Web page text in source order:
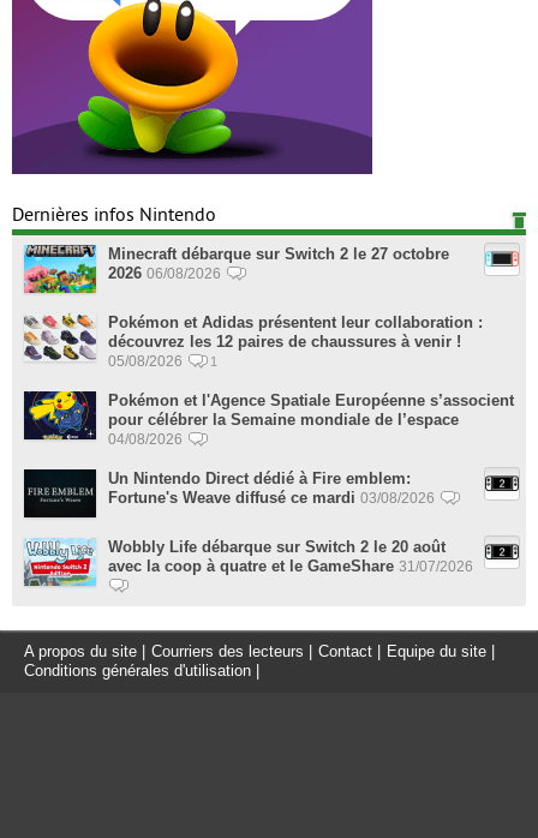
Dernières infos Nintendo
Minecraft débarque sur Switch 2 le 27 octobre
2026 06/08/2026
Pokémon et Adidas présentent leur collaboration :
découvrez les 12 paires de chaussures à venir !
05/08/2026 1
Pokémon et l'Agence Spatiale Européenne s’associent
pour célébrer la Semaine mondiale de l’espace
04/08/2026
Un Nintendo Direct dédié à Fire emblem:
Fortune's Weave diffusé ce mardi 03/08/2026
Wobbly Life débarque sur Switch 2 le 20 août
avec la coop à quatre et le GameShare 31/07/2026
A propos du site Courriers des lecteurs Contact Equipe du site
Conditions générales d'utilisation